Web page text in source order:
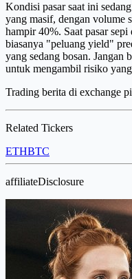
Kondisi pasar saat ini
yang masif, dengan volume
hampir 40%. Saat pasar
biasanya "peluang yield"
yang sedang bosan. Jangan
untuk mengambil risiko
Trading berita di exchange
Related Tickers
ETHBTC
affiliateDisclosure